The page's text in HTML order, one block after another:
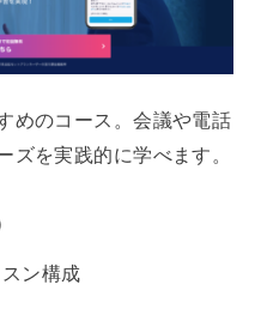
めのコース。会議や電話
ズを実践的に学べます。
ン構成